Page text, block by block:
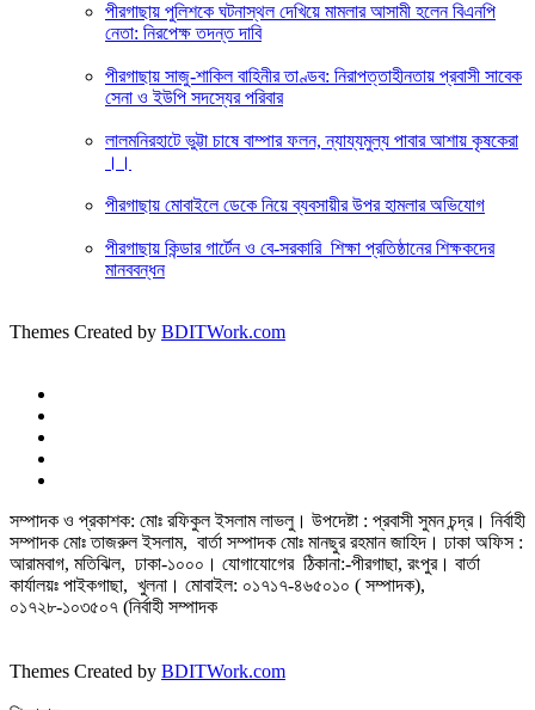
পীরগাছায় পুলিশকে ঘটনাস্থল দেখিয়ে মামলার আসামী হলেন বিএনপি
নেতা: নিরপেক্ষ তদন্ত দাবি
পীরগাছায় সাজু-শাকিল বাহিনীর তাণ্ডব: নিরাপত্তাহীনতায় প্রবাসী সাবেক
সেনা ও ইউপি সদস্যের পরিবার
লালমনিরহাটে ভুট্টা চাষে বাম্পার ফলন, ন্যায্যমুল্য পাবার আশায় কৃষকেরা
।।
পীরগাছায় মোবাইলে ডেকে নিয়ে ব্যবসায়ীর উপর হামলার অভিযোগ
পীরগাছায় কিন্ডার গার্টেন ও বে-সরকারি শিক্ষা প্রতিষ্ঠানের শিক্ষকদের
মানববন্ধন
Themes Created by BDITWork.com
সম্পাদক ও প্রকাশক: মোঃ রফিকুল ইসলাম লাভলু। উপদেষ্টা : প্রবাসী সুমন চন্দ্র। নির্বাহী
সম্পাদক মোঃ তাজরুল‌‌ ইসলাম, বার্তা সম্পাদক মোঃ মানছুর রহমান জাহিদ। ঢাকা অফিস :
আরামবাগ, মতিঝিল, ঢাকা-১০০০। যোগাযোগের ঠিকানা:-পীরগাছা‌, রংপুর। বার্তা
কার্যালয়ঃ পাইকগাছা, খুলনা। মোবাইল: ০১৭১৭-৪৬৫০১০ ( সম্পাদক),
০১৭২৮-১০৩৫০৭ (নির্বাহী সম্পাদক
Themes Created by BDITWork.com